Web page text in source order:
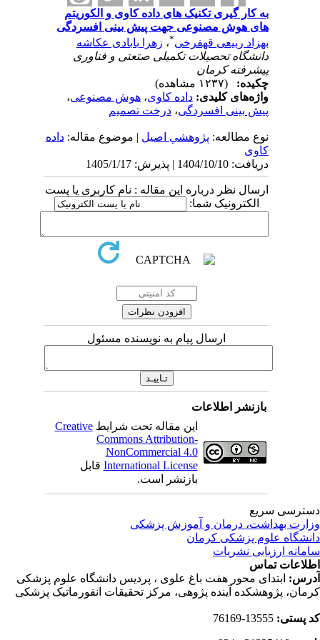
به کار گیری تکنیک های داده کاوی و الکوریتم
های هوش مصنوعی جهت پیش بینی افسردگی
بهزاد ربیعی قهفرخی ،زهرا بابادی عکاشه
دانشگاه تحصیلات تکمیلی صتعتی و فناوری
پیشرفته کرمان
چکیده:
واژه‌های کلیدی:داده کاوی،هوش مصنوعی،
پیش بینی افسردگی،درخت تصمیم
نوع مطالعه:پژوهشي اصیل| موضوع مقاله:داده
کاوی
دریافت: 1404/10/10 | پذیرش: 1405/1/17
ارسال نظر درباره این مقاله : نام کاربری یا پست
الکترونیک شما:
ارسال پیام به نویسنده مسئول
بازنشر اطلاعات
این مقاله تحت شرایطCreative
Commons Attribution-
NonCommercial 4.0
International Licenseقابل
بازنشر است.
سریع
بهداشت، درمان و آموزش پزشکی
علوم پزشکی کرمان
ارزیابی نشریات
تماس
ابتدای محور هفت باغ علوی ، پردیس دانشگاه علوم پزشکی
پژوهشکده آینده پژوهی، مرکز تحقیقات انفورماتیک پزشکی
پستی: 13555-76169